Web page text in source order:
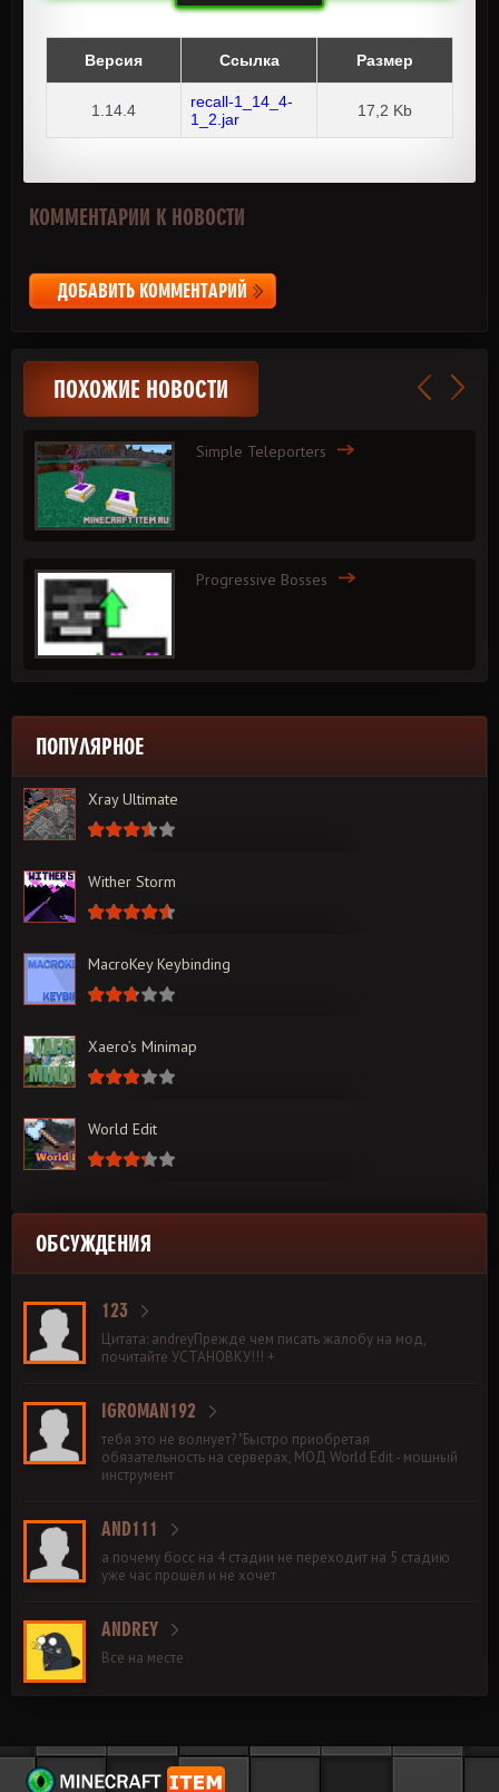
Версия Ссылка Размер
1.14.4
recall-1_14_4-
1_2.jar
17,2 Kb
КОММЕНТАРИИ К НОВОСТИ
ДОБАВИТЬ КОММЕНТАРИЙ
ПОХОЖИЕ НОВОСТИ
Simple Teleporters
Progressive Bosses
ПОПУЛЯРНОЕ
Xray Ultimate
Wither Storm
MacroKey Keybinding
Xaero’s Minimap
World Edit
ОБСУЖДЕНИЯ
123
Цитата: andreyПрежде чем писать жалобу на мод,
почитайте УСТАНОВКУ!!! +
IGROMAN192
тебя это не волнует? "Быстро приобретая
обязательность на серверах, МОД World Edit - мощный
инструмент
AND111
а почему босс на 4 стадии не переходит на 5 стадию
уже час прошёл и не хочет
ANDREY
Все на месте